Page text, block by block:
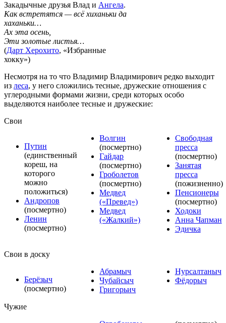
Закадычные друзья Влад и Ангела.
Как встретятся — всё хиханьки да
хаханьки…
Ах эта осень,
Эти золотые листья…
(Дарт Херохито, «Избранные
хокку»)
Несмотря на то что Владимир Владимирович редко выходит
из леса, у него сложились тесные, дружеские отношения с
углеродными формами жизни, среди которых особо
выделяются наиболее тесные и дружеские:
Свои
Путин
(единственный
кореш, на
которого
можно
положиться)
Андропов
(посмертно)
Ленин
(посмертно)
Волгин
(посмертно)
Гайдар
(посмертно)
Гроболетов
(посмертно)
Медвед
(«Превед»)
Медвед
(«Жалкий»)
Cвободная
пресса
(посмертно)
Занятая
пресса
(пожизненно)
Пенсионеры
(посмертно)
Ходоки
Анна Чапман
Эдичка
Свои в доску
Берёзыч
(посмертно)
Абрамыч
Чубайсыч
Григорьич
Нурсалтаныч
Фёдорыч
Чужие